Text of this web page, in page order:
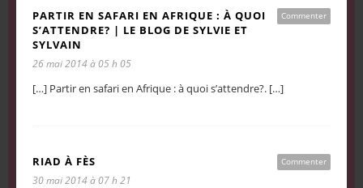
Commenter
PARTIR EN SAFARI EN AFRIQUE : À QUOI
S’ATTENDRE? | LE BLOG DE SYLVIE ET
SYLVAIN
26 mai 2014 à 05 h 05
[…] Partir en safari en Afrique : à quoi s’attendre?. […]
Commenter
RIAD À FÈS
30 mai 2014 à 07 h 21